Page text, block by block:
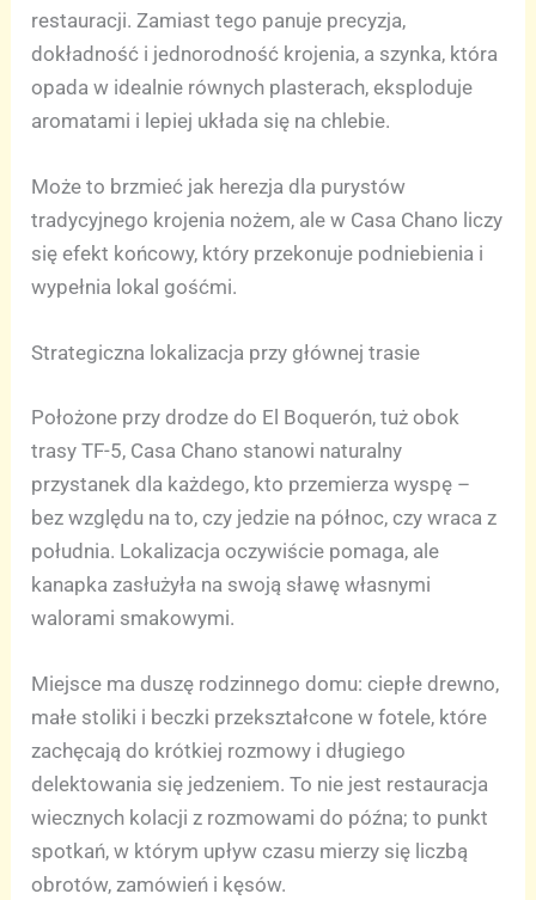
restauracji. Zamiast tego panuje precyzja,
dokładność i jednorodność krojenia, a szynka, która
opada w idealnie równych plasterach, eksploduje
aromatami i lepiej układa się na chlebie.
Może to brzmieć jak herezja dla purystów
tradycyjnego krojenia nożem, ale w Casa Chano liczy
się efekt końcowy, który przekonuje podniebienia i
wypełnia lokal gośćmi.
Strategiczna lokalizacja przy głównej trasie
Położone przy drodze do El Boquerón, tuż obok
trasy TF-5, Casa Chano stanowi naturalny
przystanek dla każdego, kto przemierza wyspę –
bez względu na to, czy jedzie na północ, czy wraca z
południa. Lokalizacja oczywiście pomaga, ale
kanapka zasłużyła na swoją sławę własnymi
walorami smakowymi.
Miejsce ma duszę rodzinnego domu: ciepłe drewno,
małe stoliki i beczki przekształcone w fotele, które
zachęcają do krótkiej rozmowy i długiego
delektowania się jedzeniem. To nie jest restauracja
wiecznych kolacji z rozmowami do późna; to punkt
spotkań, w którym upływ czasu mierzy się liczbą
obrotów, zamówień i kęsów.